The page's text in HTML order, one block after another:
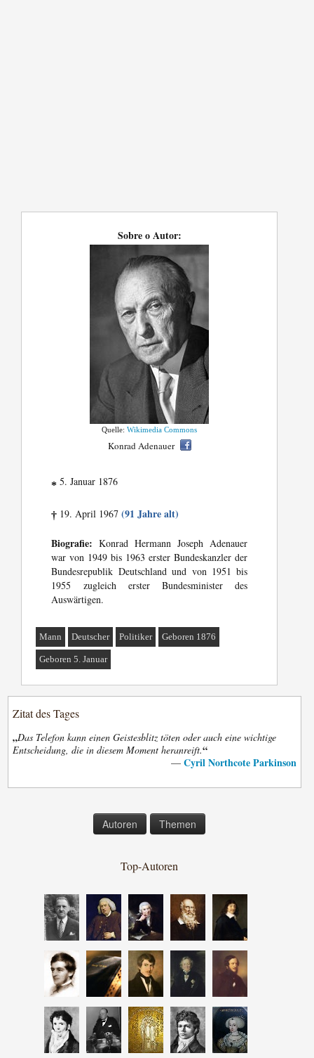
Sobre o Autor:
Quelle:Wikimedia Commons
Konrad Adenauer
* 5. Januar 1876
† 19. April 1967(91 Jahre alt)
Biografie: Konrad Hermann Joseph Adenauer
war von 1949 bis 1963 erster Bundeskanzler der
Bundesrepublik Deutschland und von 1951 bis
1955 zugleich erster Bundesminister des
Auswärtigen.
Mann Deutscher Politiker Geboren 1876
Geboren 5. Januar
Zitat des Tages
„Das Telefon kann einen Geistesblitz töten oder auch eine wichtige
Entscheidung, die in diesem Moment heranreift.“
— Cyril Northcote Parkinson
Autoren Themen
Top-Autoren